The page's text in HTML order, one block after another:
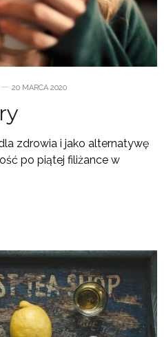
20 MARCA 2020
zdrowia i jako alternatywę
po piątej filiżance w